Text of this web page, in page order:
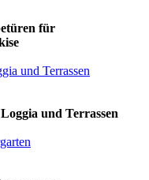
für
und Terrassen